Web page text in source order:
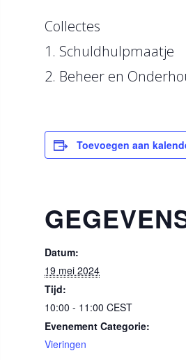
Collectes
1. Schuldhulpmaatje
2. Beheer en
Toevoegen aan
Datum:
19 mei 2024
Tijd:
10:00 - 11:00 CEST
Evenement Categorie:
Vieringen